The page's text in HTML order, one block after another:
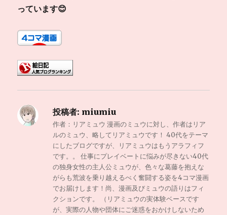
っています😊
投稿者: miumiu
作者：リアミュウ 漫画のミュウに対し、作者はリア
ルのミュウ、略してリアミュウです！ 40代をテーマ
にしたブログですが、リアミュウはもうアラフィフ
です。。 仕事にプレイベートに悩みが尽きない40代
の独身女性の主人公ミュウが、色々な葛藤を抱えな
がらも荒波を乗り越えるべく奮闘する姿を4コマ漫画
でお届けします！尚、漫画及びミュウの語りはフィ
クションです。 （リアミュウの実体験ベースです
が、実際の人物や団体にご迷惑をおかけしないため